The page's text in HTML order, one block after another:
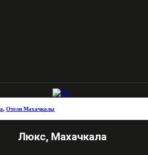
,Отели Махачкалы
Люкс, Махачкала